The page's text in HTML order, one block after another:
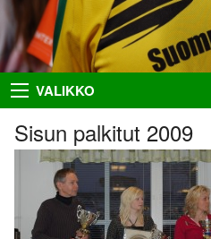
VALIKKO
Takaisin
Hiihto
Palloilu- ja yleisurheilu
Sisumaja
Suunnistus
Takaisin
Riston Hölkkä
Ykkössuunnat
Salon Seudun Rastiviesti 2023
Takaisin
Kuvat
Puvut
SUUNNISTAJILLE
Ilmoittautumisohjeet
Takaisin
Seuraesittely
Organisaatio
SEURAA MEITÄ
Facebook
Sisun palkitut 2009